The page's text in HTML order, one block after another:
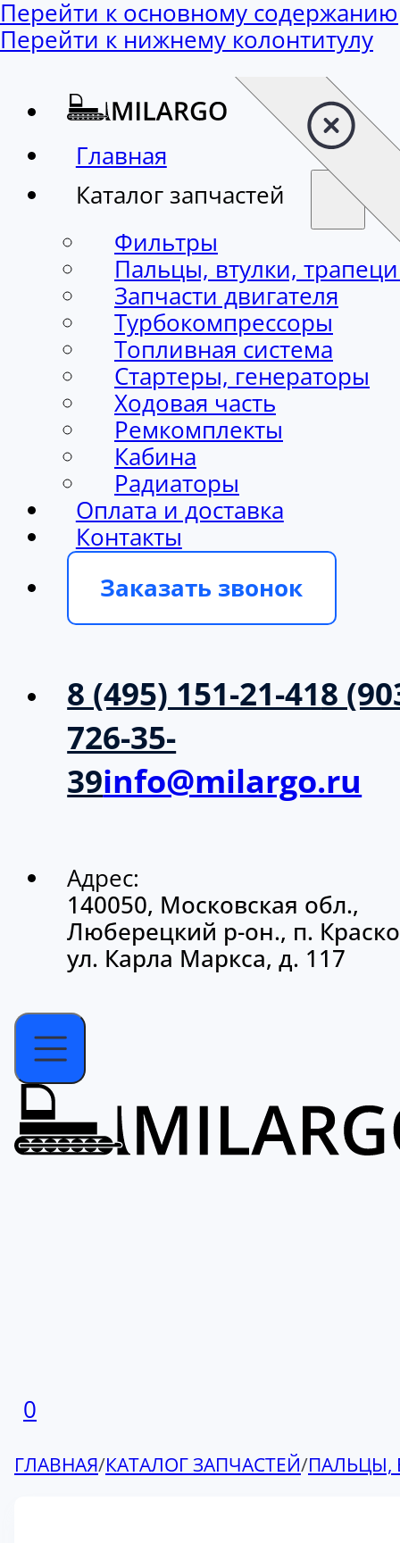
Перейти к основному содержанию
Перейти к нижнему колонтитулу
Главная
Каталог запчастей
Фильтры
Пальцы, втулки,
Запчасти двигателя
Турбокомпрессоры
Топливная система
Стартеры, генераторы
Ходовая часть
Ремкомплекты
Кабина
Радиаторы
Оплата и доставка
Контакты
Заказать звонок
8 (495) 151-21-418
726-35-
39info@milargo.ru
Адрес:
140050, Московская обл.,
Люберецкий р-он., п.
ул. Карла Маркса, д. 117
0
ГЛАВНАЯ/КАТАЛОГ ЗАПЧАСТЕЙ/ПАЛЬЦЫ,